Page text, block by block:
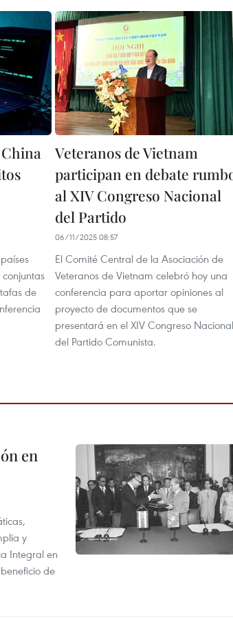
China
de
Veteranos de Vietnam
participan en debate
al XIV Congreso Nacional
del Partido
06/11/2025 08:57
El Comité Central de la Asociación de
Veteranos de Vietnam celebró hoy una
conferencia para aportar opiniones al
proyecto de documentos que se
presentará en el XIV Congreso Nacional
del Partido Comunista.
en
y
Integral en
de